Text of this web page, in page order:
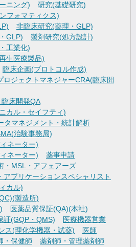
ニング)
研究(基礎研究)
フォマティクス)
非臨床研究(薬理・GLP)
GLP)
製剤研究(処方設計)
工業化)
生医療製品)
臨床企画(プロトコル作成)
ロジェクトマネジャーCRA(臨床開
床開発QA
カル・セイフティ)
タマネジメント・統計解析
治験事務局)
ネーター)
ネーター)
薬事申請
・MSL・アフェアーズ
プリケーションスペシャリスト
カル)
製造所)
医薬品質保証(QA)(本社)
証(GQP・QMS)
医療機器営業
ス(理化学機器・試薬)
医師
・保健師
薬剤師・管理薬剤師